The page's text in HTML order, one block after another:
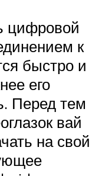
цифровой
к
быстро и
его
Перед тем
вай
на свой